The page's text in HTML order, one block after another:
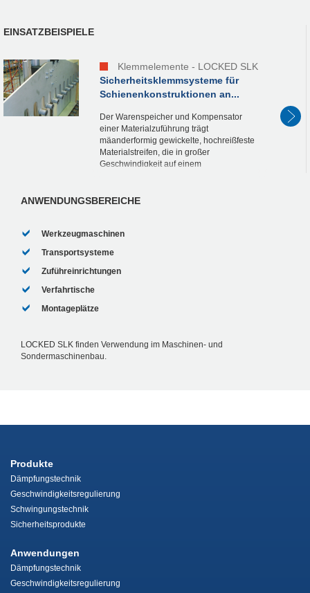
EINSATZBEISPIELE
Klemmelemente - LOCKED SLK
Sicherheitsklemmsysteme für
Schienenkonstruktionen an...
Der Warenspeicher und Kompensator
einer Materialzuführung trägt
mäanderformig gewickelte, hochreißfeste
Materialstreifen, die in großer
Geschwindigkeit auf einem
Um Schaden von der...
ANWENDUNGSBEREICHE
Werkzeugmaschinen
Transportsysteme
Zuführeinrichtungen
Verfahrtische
Montageplätze
LOCKED SLK finden Verwendung im Maschinen- und
Sondermaschinenbau.
Produkte
Dämpfungstechnik
Geschwindigkeitsregulierung
Schwingungstechnik
Sicherheitsprodukte
Anwendungen
Dämpfungstechnik
Geschwindigkeitsregulierung